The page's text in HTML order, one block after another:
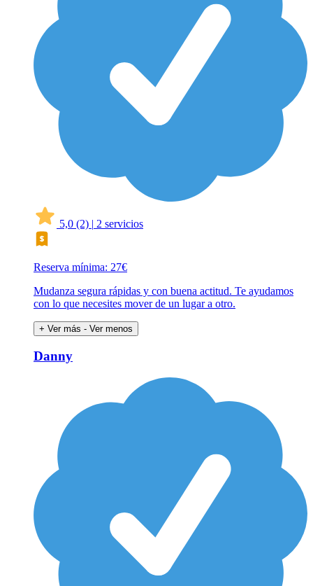
5,0 (2) | 2 servicios
Reserva mínima: 27€
Mudanza segura rápidas y con buena actitud. Te ayudamos
con lo que necesites mover de un lugar a otro.
+ Ver más - Ver menos
Danny